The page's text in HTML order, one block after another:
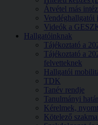
Átvétel más
Vendéghallgatói
Videók a
Hallgatóinknak
Tájékoztató a
Tájékoztató a
felvetteknek
Hallgatói
TDK
Tanév rendje
Tanulmányi
Kérelmek,
Kötelező